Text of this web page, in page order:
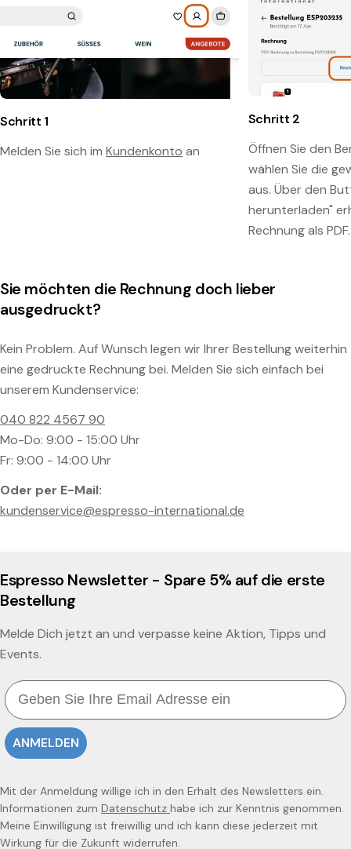
Schritt 1
Melden Sie sich im Kundenkonto an
Schritt 2
Öffnen Sie den
wählen Sie die
aus. Über den
herunterladen"
Rechnung als PDF.
Sie möchten die Rechnung doch lieber
ausgedruckt?
Kein Problem. Auf Wunsch legen wir Ihrer Bestellung weiterhin
eine gedruckte Rechnung bei. Melden Sie sich einfach bei
unserem Kundenservice:
040 822 4567 90
Mo-Do: 9:00 - 15:00 Uhr
Fr: 9:00 - 14:00 Uhr
Oder per E-Mail:
kundenservice@espresso-international.de
Espresso Newsletter - Spare 5% auf die erste
Bestellung
Melde Dich jetzt an und verpasse keine Aktion, Tipps und
Events.
Email
ANMELDEN
Mit der Anmeldung willige ich in den Erhalt des Newsletters ein.
Informationen zum Datenschutz habe ich zur Kenntnis genommen.
Meine Einwilligung ist freiwillig und ich kann diese jederzeit mit
Wirkung für die Zukunft widerrufen.